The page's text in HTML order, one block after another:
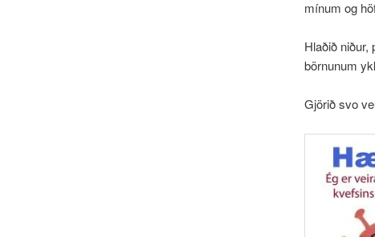
mínum og
Hlaðið niður,
börnunum
Gjörið svo